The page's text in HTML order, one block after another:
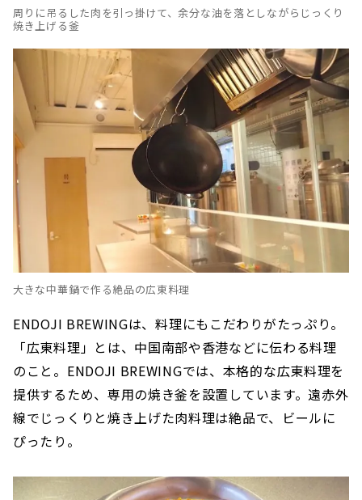
周りに吊るした肉を引っ掛けて、余分な油を落としながらじっくり
焼き上げる釜
大きな中華鍋で作る絶品の広東料理
ENDOJI BREWINGは、料理にもこだわりがたっぷり。
「広東料理」とは、中国南部や香港などに伝わる料理
のこと。ENDOJI BREWINGでは、本格的な広東料理を
提供するため、専用の焼き釜を設置しています。遠赤外
線でじっくりと焼き上げた肉料理は絶品で、ビールに
ぴったり。